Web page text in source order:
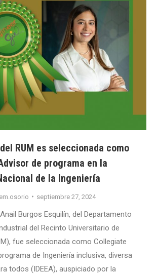
RUM es seleccionada como
de programa en la
de la Ingeniería
septiembre 27, 2024
Burgos Esquilín, del Departamento
del Recinto Universitario de
fue seleccionada como Collegiate
de Ingeniería inclusiva, diversa
todos (IDEEA), auspiciado por la